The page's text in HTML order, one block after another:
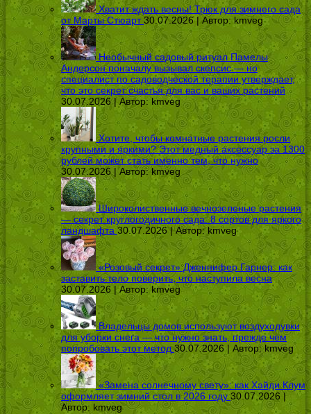
Хватит ждать весны! Трюк для зимнего сада
от Марты Стюарт 30.07.2026 | Автор: kmveg
Необычный садовый ритуал Памелы
Андерсон поначалу вызывал скепсис — но
специалист по садоводческой терапии утверждает,
что это секрет счастья для вас и ваших растений
30.07.2026 | Автор: kmveg
Хотите, чтобы комнатные растения росли
крупными и яркими? Этот медный аксессуар за 1300
рублей может стать именно тем, что нужно
30.07.2026 | Автор:kmveg
Широколиственные вечнозеленые растения
— секрет круглогодичного сада: 8 сортов для яркого
ландшафта 30.07.2026 | Автор:kmveg
«Розовый секрет» Дженнифер Гарнер: как
заставить тело поверить, что наступила весна
30.07.2026 | Автор: kmveg
Владельцы домов используют воздуходувки
для уборки снега — что нужно знать, прежде чем
попробовать этот метод 30.07.2026 | Автор:kmveg
«Замена солнечному свету»: как Хайди Клум
оформляет зимний стол в 2026 году 30.07.2026 |
Автор: kmveg